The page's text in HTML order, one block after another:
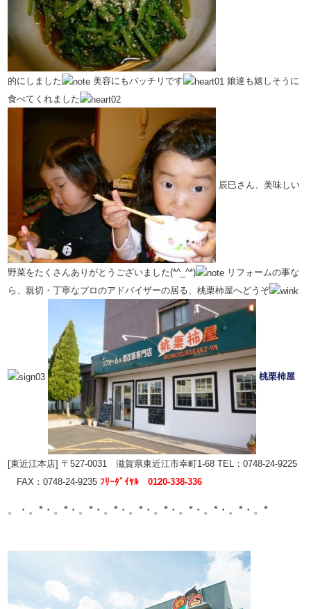
的にしました 美容にもバッチリです
娘達も嬉しそうに
食べてくれました
辰巳さん、美味しい
野菜をたくさんありがとうございました(*^_^*)
リフォームの事な
ら、親切・丁寧なプロのアドバイザーの居る、桃栗柿屋へどうぞ
桃栗柿屋
[東近江本店] 〒527‐0031 滋賀県東近江市幸町1‐68 TEL：0748‐24‐9225
FAX：0748‐24‐9235 ﾌﾘｰﾀﾞｲﾔﾙ 0120-338-336
。・。*・。*・。*・。*・。*・。*・。*・。*・。*・。*